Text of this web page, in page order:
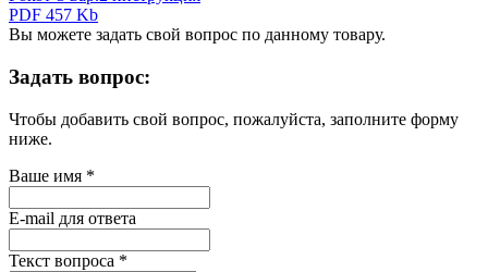
PDF 457 Kb
Вы можете задать свой вопрос по данному товару.
Задать вопрос:
Чтобы добавить свой вопрос, пожалуйста, заполните форму
ниже.
Ваше имя *
E-mail для ответа
Текст вопроса *